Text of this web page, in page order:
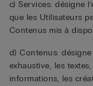
c) Services: désigne
que les Utilisateurs
Contenus mis à
d) Contenus:
exhaustive, les
informations, les